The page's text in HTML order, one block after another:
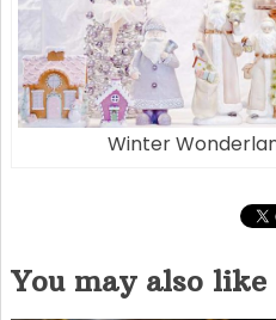
Winter
You may also like